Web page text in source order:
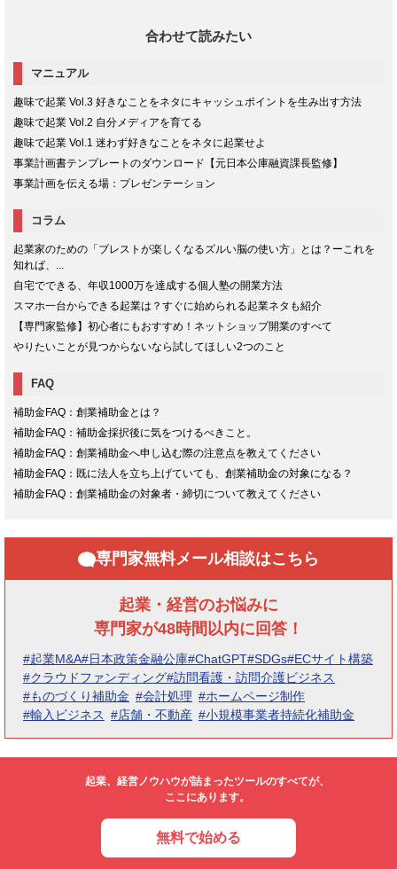
合わせて読みたい
マニュアル
趣味で起業 Vol.3 好きなことをネタにキャッシュポイントを生み出す方法
趣味で起業 Vol.2 自分メディアを育てる
趣味で起業 Vol.1 迷わず好きなことをネタに起業せよ
事業計画書テンプレートのダウンロード【元日本公庫融資課長監修】
事業計画を伝える場：プレゼンテーション
コラム
起業家のための「ブレストが楽しくなるズルい脳の使い方」とは？ーこれを
知れば、...
自宅でできる、年収1000万を達成する個人塾の開業方法
スマホ一台からできる起業は？すぐに始められる起業ネタも紹介
【専門家監修】初心者にもおすすめ！ネットショップ開業のすべて
やりたいことが見つからないなら試してほしい2つのこと
FAQ
補助金FAQ：創業補助金とは？
補助金FAQ：補助金採択後に気をつけるべきこと。
補助金FAQ：創業補助金へ申し込む際の注意点を教えてください
補助金FAQ：既に法人を立ち上げていても、創業補助金の対象になる？
補助金FAQ：創業補助金の対象者・締切について教えてください
専門家無料メール相談はこちら
起業・経営のお悩みに
専門家が48時間以内に回答！
#起業M&A#日本政策金融公庫#ChatGPT#SDGs#ECサイト構築
#クラウドファンディング#訪問看護・訪問介護ビジネス
#ものづくり補助金 #会計処理 #ホームページ制作
#輸入ビジネス #店舗・不動産 #小規模事業者持続化補助金
起業、経営ノウハウが詰まったツールのすべてが、
ここにあります。
無料で始める